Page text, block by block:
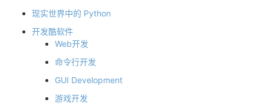
现实世界中的 Python
开发酷软件
Web开发
命令行开发
GUI Development
游戏开发